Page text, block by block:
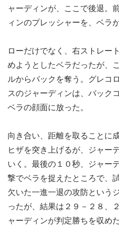
ャーディンが、ここで後退。
ィンのプレッシャーを、ベラ
ローだけでなく、右ストレー
めようとしたベラだったが、
ルからバックを奪う。グレコ
スのジャーディンは、バック
ベラの顔面に放った。
向き合い、距離を取ることに
ヒザを突き上げるが、ジャー
いく。最後の１０秒、ジャー
撃でベラを捉えたところで、
欠いた一進一退の攻防という
ったが、結果は２９－２８、
ャーディンが判定勝ちを収めた